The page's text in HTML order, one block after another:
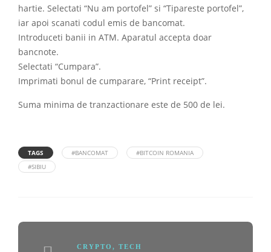
hartie. Selectati “Nu am portofel” si “Tipareste portofel”,
iar apoi scanati codul emis de bancomat.
Introduceti banii in ATM. Aparatul accepta doar
bancnote.
Selectati “Cumpara”.
Imprimati bonul de cumparare, “Print receipt”.
Suma minima de tranzactionare este de 500 de lei.
TAGS #BANCOMAT
#BITCOIN ROMANIA
#SIBIU
CRYPTO , TECH